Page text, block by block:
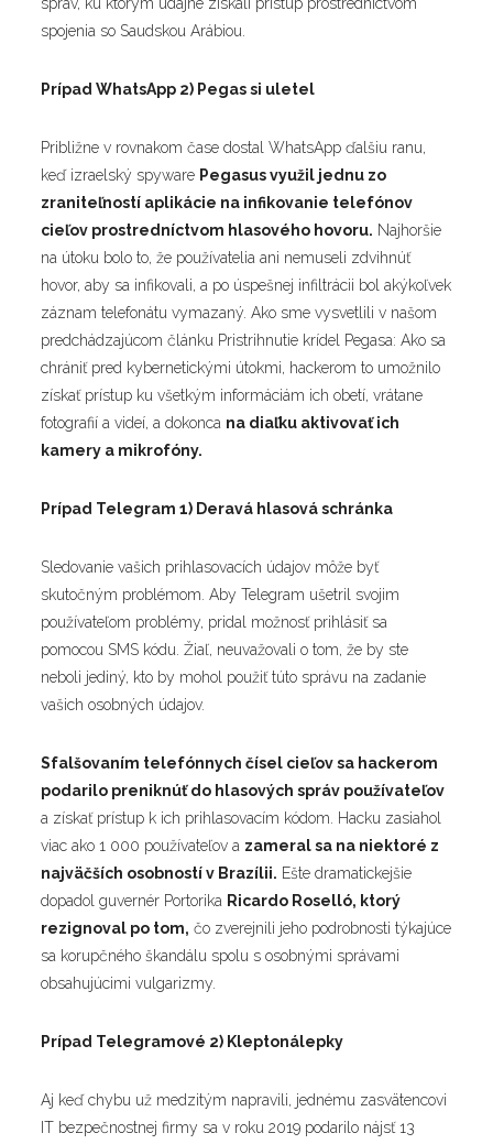
správ, ku ktorým údajne získali prístup prostredníctvom
spojenia so Saudskou Arábiou.
Prípad WhatsApp 2) Pegas si uletel
Približne v rovnakom čase dostal WhatsApp ďalšiu ranu,
keď izraelský spyware Pegasus využil jednu zo
zraniteľností aplikácie na infikovanie telefónov
cieľov prostredníctvom hlasového hovoru. Najhoršie
na útoku bolo to, že používatelia ani nemuseli zdvihnúť
hovor, aby sa infikovali, a po úspešnej infiltrácii bol akýkoľvek
záznam telefonátu vymazaný. Ako sme vysvetlili v našom
predchádzajúcom článku Pristrihnutie krídel Pegasa: Ako sa
chrániť pred kybernetickými útokmi, hackerom to umožnilo
získať prístup ku všetkým informáciám ich obetí, vrátane
fotografií a videí, a dokonca na diaľku aktivovať ich
kamery a mikrofóny.
Prípad Telegram 1) Deravá hlasová schránka
Sledovanie vašich prihlasovacích údajov môže byť
skutočným problémom. Aby Telegram ušetril svojim
používateľom problémy, pridal možnosť prihlásiť sa
pomocou SMS kódu. Žiaľ, neuvažovali o tom, že by ste
neboli jediný, kto by mohol použiť túto správu na zadanie
vašich osobných údajov.
Sfalšovaním telefónnych čísel cieľov sa hackerom
podarilo preniknúť do hlasových správ používateľov
a získať prístup k ich prihlasovacím kódom. Hacku zasiahol
viac ako 1 000 používateľov a zameral sa na niektoré z
najväčších osobností v Brazílii. Ešte dramatickejšie
dopadol guvernér Portorika Ricardo Roselló, ktorý
rezignoval po tom, čo zverejnili jeho podrobnosti týkajúce
sa korupčného škandálu spolu s osobnými správami
obsahujúcimi vulgarizmy.
Prípad Telegramové 2) Kleptonálepky
Aj keď chybu už medzitým napravili, jednému zasvätencovi
IT bezpečnostnej firmy sa v roku 2019 podarilo nájsť 13